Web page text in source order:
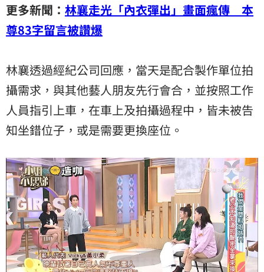
更多新聞： 林襄走光「內衣彈出」畫面瘋傳 本
尊83字留言被讚爆
林襄透過經紀公司回應，當天是配合製作單位拍
攝需求，與其他藝人朋友先行會合，並按照工作
人員指引上車，在車上及拍攝過程中，皆未被告
知坐錯位子，或是需要更換座位。